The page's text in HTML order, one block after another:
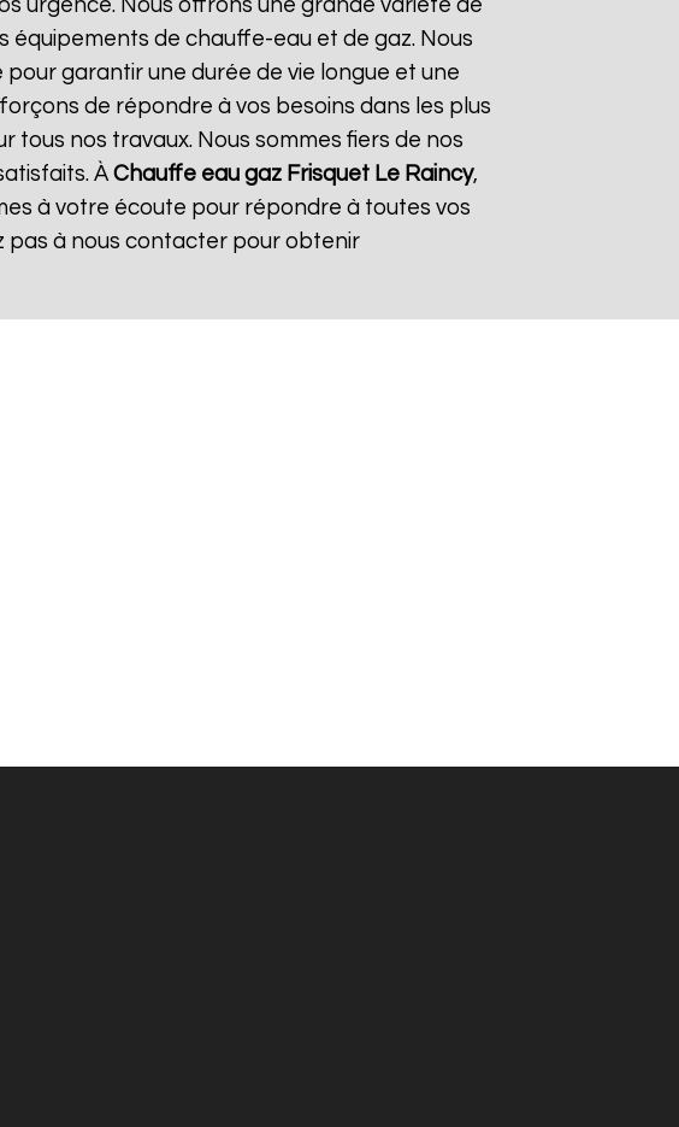
urgence. Nous offrons une grande variété de
de chauffe-eau et de gaz. Nous
garantir une durée de vie longue et une
de répondre à vos besoins dans les plus
nos travaux. Nous sommes fiers de nos
ÀChauffe eau gaz Frisquet Le Raincy,
à votre écoute pour répondre à toutes vos
pas à nous contacter pour obtenir